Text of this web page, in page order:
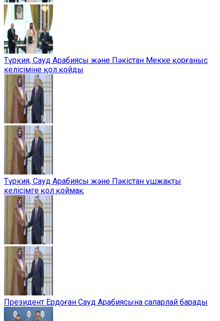
Түркия, Сауд Арабиясы және Пәкістан Мекке қорғаныс
келісіміне қол қойды
Түркия, Сауд Арабиясы және Пәкістан үшжақты
келісімге қол қоймақ
Президент Ердоған Сауд Арабиясына сапарлай барады